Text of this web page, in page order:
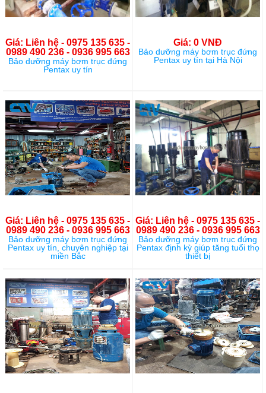
Giá: Liên hệ - 0975 135 635 -
0989 490 236 - 0936 995 663
Bảo dưỡng máy bơm trục đứng
Pentax uy tín
Giá: 0 VNĐ
Bảo dưỡng máy bơm trục đứng
Pentax uy tín tại Hà Nội
Giá: Liên hệ - 0975 135 635 -
0989 490 236 - 0936 995 663
Bảo dưỡng máy bơm trục đứng
Pentax uy tín, chuyên nghiệp tại
miền Bắc
Giá: Liên hệ - 0975 135 635 -
0989 490 236 - 0936 995 663
Bảo dưỡng máy bơm trục đứng
Pentax định kỳ giúp tăng tuổi thọ
thiết bị